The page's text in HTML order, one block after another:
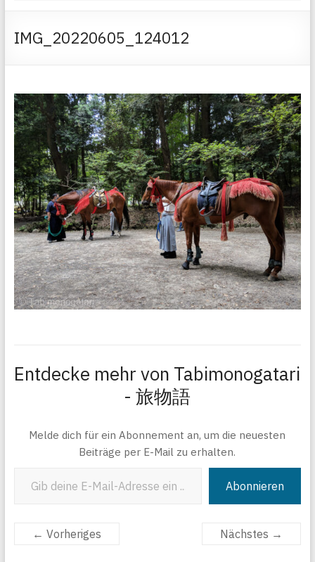
IMG_20220605_124012
Entdecke mehr von Tabimonogatari
- 旅物語
Melde dich für ein Abonnement an, um die neuesten
Beiträge per E-Mail zu erhalten.
Abonnieren
← Vorheriges Nächstes →